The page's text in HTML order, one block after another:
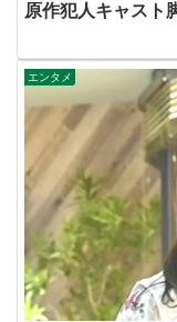
原作犯人キャスト
エンタメ